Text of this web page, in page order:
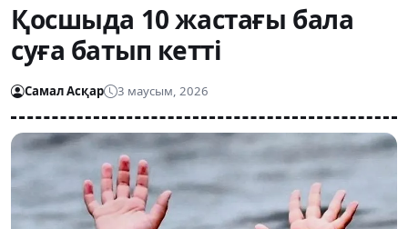
Қосшыда 10 жастағы бала
суға батып кетті
Самал Асқар 3 маусым, 2026